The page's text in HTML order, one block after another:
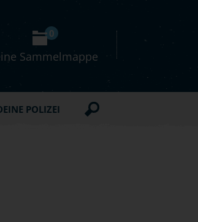
Sammelmappe
0
POLIZEI